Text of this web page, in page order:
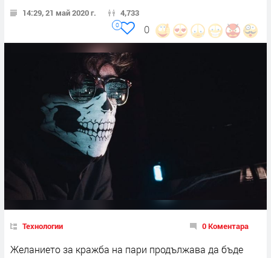
14:29, 21 май 2020 г. 4,733
0
0
Технологии 0 Коментара
Желанието за кражба на пари продължава да бъде